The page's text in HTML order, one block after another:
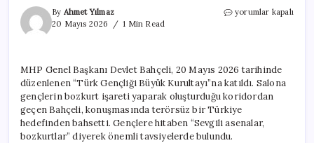
By Ahmet Yılmaz
20 Mayıs 2026
1 Min Read
MHP
Gençliği
Büyük
Kurultayı”na
Katıldı:
“Korkmayın,
Kaçmayın,
yorumlar kapalı
MHP Genel Başkanı Devlet Bahçeli, 20 Mayıs 2026 tarihinde
düzenlenen “Türk Gençliği Büyük Kurultayı”na katıldı. Salona
gençlerin bozkurt işareti yaparak oluşturduğu koridordan
geçen Bahçeli, konuşmasında terörsüz bir Türkiye
hedefinden bahsetti. Gençlere hitaben “Sevgili asenalar,
bozkurtlar” diyerek önemli tavsiyelerde bulundu.